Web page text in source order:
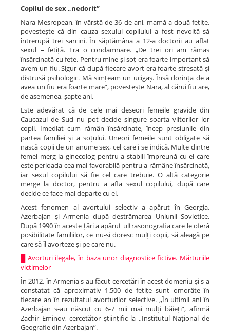
Copilul de sex „nedorit”
Nara Mesropean, în vârstă de 36 de ani, mamă a două fetițe,
povestește că din cauza sexului copilului a fost nevoită să
întrerupă trei sarcini. În săptămâna a 12-a doctorii au aflat
sexul – fetiță. Era o condamnare. „De trei ori am rămas
însărcinată cu fete. Pentru mine și soț era foarte important să
avem un fiu. Sigur că după fiecare avort era foarte stresată și
distrusă psihologic. Mă simțeam un ucigaș. Însă dorința de a
avea un fiu era foarte mare”, povestește Nara, al cărui fiu are,
de asemenea, șapte ani.
Este adevărat că de cele mai deseori femeile gravide din
Caucazul de Sud nu pot decide singure soarta viitorilor lor
copii. Imediat cum rămân însărcinate, încep presiunile din
partea familiei și a soțului. Uneori femeile sunt obligate să
nască copii de un anume sex, cel care i se indică. Multe dintre
femei merg la ginecolog pentru a stabili împreună cu el care
este perioada cea mai favorabilă pentru a rămâne însărcinată,
iar sexul copilului să fie cel care trebuie. O altă categorie
merge la doctor, pentru a afla sexul copilului, după care
decide ce face mai departe cu el.
Acest fenomen al avortului selectiv a apărut în Georgia,
Azerbajan și Armenia după destrămarea Uniunii Sovietice.
După 1990 în aceste țări a apărut ultrasonografia care le oferă
posibilitate familiilor, ce nu-și doresc mulți copii, să aleagă pe
care să îl avorteze și pe care nu.
Avorturi ilegale, în baza unor diagnostice fictive. Mărturiile
victimelor
În 2012, în Armenia s-au făcut cercetări în acest domeniu și s-a
constatat că aproximativ 1.500 de fetițe sunt omorâte în
fiecare an în rezultatul avorturilor selective. ,,În ultimii ani în
Azerbajan s-au născut cu 6-7 mii mai mulți băieți”, afirmă
Zachir Eminov, cercetător științific la ,,Institutul Național de
Geografie din Azerbajan”.